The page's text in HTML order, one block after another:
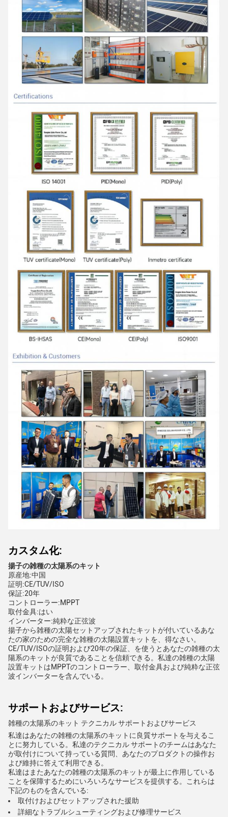
カスタム化:
揚子の雑種の太陽系のキット
原産地:中国
証明:CE/TUV/ISO
保証:20年
コントローラー:MPPT
取付金具:はい
インバーター:純粋な正弦波
揚子から雑種の太陽セットアップされたキットが付いているあな
たの家のための完全な雑種の太陽設置キットを、得なさい。
CE/TUV/ISOの証明および20年の保証、を使うとあなたの雑種の太
陽系のキットが良質であることを信頼できる。私達の雑種の太陽
設置キットはMPPTのコントローラー、取付金具および純粋な正弦
波インバーターを含んでいる。
サポートおよびサービス:
雑種の太陽系のキット テクニカル サポートおよびサービス
私達はあなたの雑種の太陽系のキットに良質サポートを与えるこ
とに努力している。私達のテクニカル サポートのチームはあなた
が取付けについて持っている質問、あなたのプロダクトの操作お
よび維持に答えて利用できる。
私達はまたあなたの雑種の太陽系のキットが最上に作用している
ことを保障するためにいろいろなサービスを提供する。これらは
下記のものを含んでいる:
取付けおよびセットアップされた援助
詳細なトラブルシューティングおよび修理サービス